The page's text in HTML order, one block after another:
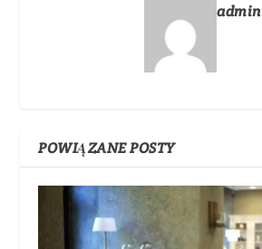
admin
POWIĄZANE POSTY